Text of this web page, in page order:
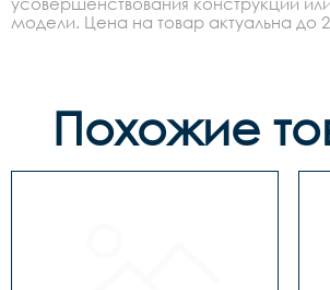
модели. Цена на товар актуальна до
Похожие